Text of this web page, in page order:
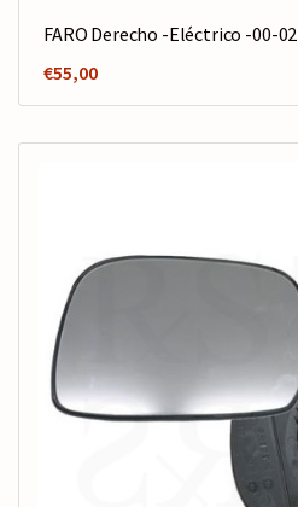
FARO Derecho -Eléctrico -00-02
€55,00